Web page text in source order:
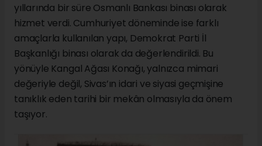
yıllarında bir süre Osmanlı Bankası binası olarak
hizmet verdi. Cumhuriyet döneminde ise farklı
amaçlarla kullanılan yapı, Demokrat Parti İl
Başkanlığı binası olarak da değerlendirildi. Bu
yönüyle Kangal Ağası Konağı, yalnızca mimari
değeriyle değil, Sivas’ın idari ve siyasi geçmişine
tanıklık eden tarihi bir mekân olmasıyla da önem
taşıyor.